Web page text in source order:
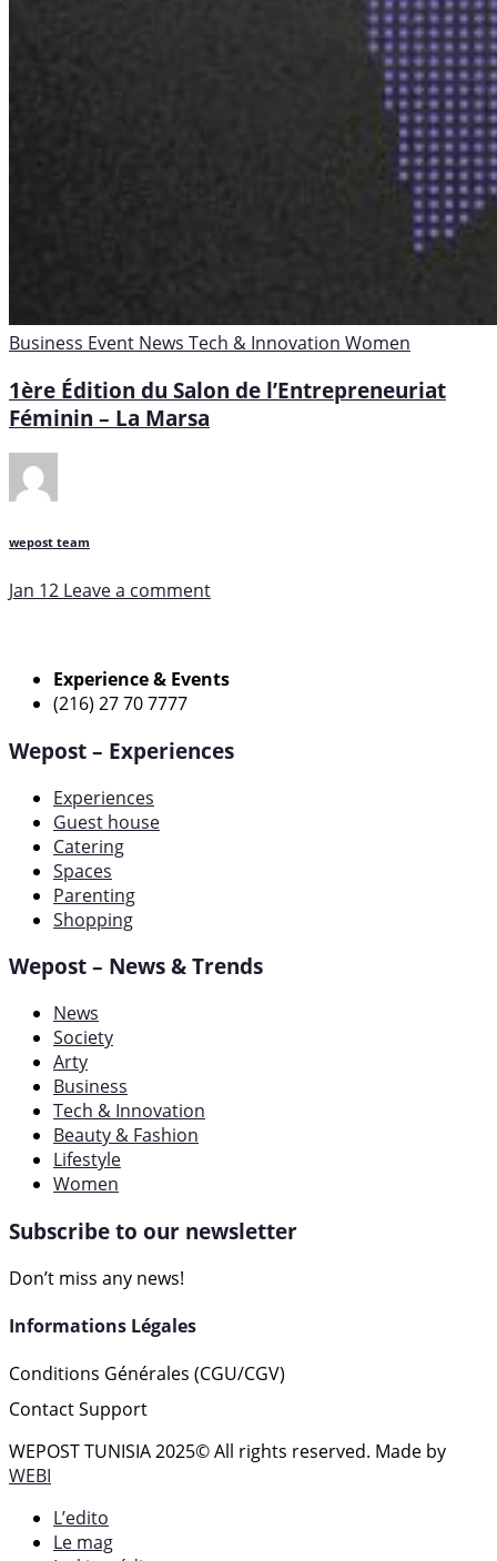
Business Event News Tech & Innovation Women
1ère Édition du Salon de l’Entrepreneuriat
Féminin – La Marsa
wepost team
Jan 12 Leave a comment
Experience & Events
(216) 27 70 7777
Wepost – Experiences
Experiences
Guest house
Catering
Spaces
Parenting
Shopping
Wepost – News & Trends
News
Society
Arty
Business
Tech & Innovation
Beauty & Fashion
Lifestyle
Women
Subscribe to our newsletter
Don’t miss any news!
Informations Légales
Conditions Générales (CGU/CGV)
Contact Support
WEPOST TUNISIA 2025© All rights reserved. Made by
WEBI
L’edito
Le mag